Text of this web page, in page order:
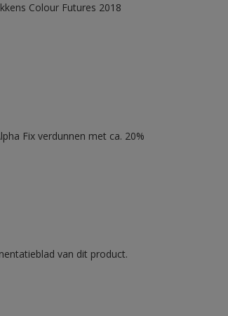
Colour Futures 2018
Fix verdunnen met ca. 20%
van dit product.